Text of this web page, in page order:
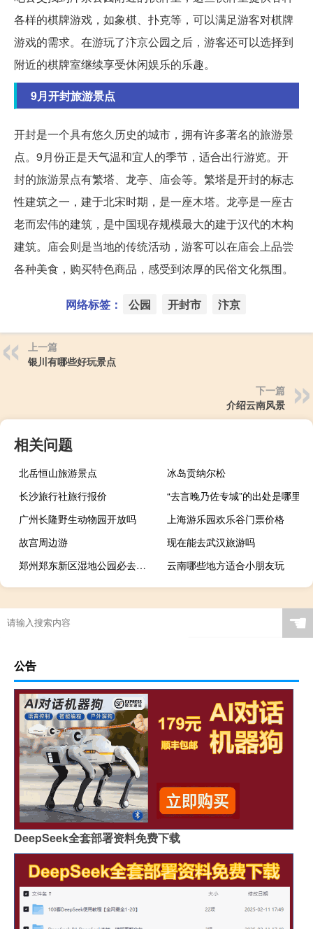
各样的棋牌游戏，如象棋、扑克等，可以满足游客对棋牌
游戏的需求。在游玩了汴京公园之后，游客还可以选择到
附近的棋牌室继续享受休闲娱乐的乐趣。
9月开封旅游景点
开封是一个具有悠久历史的城市，拥有许多著名的旅游景
点。9月份正是天气温和宜人的季节，适合出行游览。开
封的旅游景点有繁塔、龙亭、庙会等。繁塔是开封的标志
性建筑之一，建于北宋时期，是一座木塔。龙亭是一座古
老而宏伟的建筑，是中国现存规模最大的建于汉代的木构
建筑。庙会则是当地的传统活动，游客可以在庙会上品尝
各种美食，购买特色商品，感受到浓厚的民俗文化氛围。
网络标签： 公园 开封市 汴京
上一篇
银川有哪些好玩景点
下一篇
介绍云南风景
相关问题
北岳恒山旅游景点
冰岛贡纳尔松
长沙旅行社旅行报价
“去言晚乃佐专城”的出处是哪里
广州长隆野生动物园开放吗
上海游乐园欢乐谷门票价格
故宫周边游
现在能去武汉旅游吗
郑州郑东新区湿地公园必去景点
云南哪些地方适合小朋友玩
☚
公告
DeepSeek全套部署资料免费下载